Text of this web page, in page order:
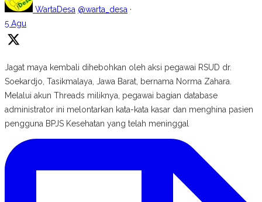
WartaDesa @warta_desa ·
5 Agu
Jagat maya kembali dihebohkan oleh aksi pegawai RSUD dr.
Soekardjo, Tasikmalaya, Jawa Barat, bernama Norma Zahara.
Melalui akun Threads miliknya, pegawai bagian database
administrator ini melontarkan kata-kata kasar dan menghina pasien
pengguna BPJS Kesehatan yang telah meninggal